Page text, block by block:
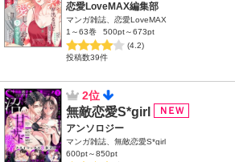
恋愛LoveMAX編集部
マンガ雑誌、恋愛LoveMAX
1～63巻
500pt～673pt
(4.2)
投稿数39件
2位
無敵恋愛S*girl
アンソロジー
マンガ雑誌、無敵恋愛S*girl
600pt～850pt